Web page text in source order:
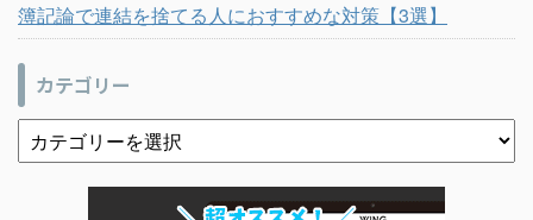
簿記論で連結を捨てる人におすすめな対策【3選】
カテゴリー